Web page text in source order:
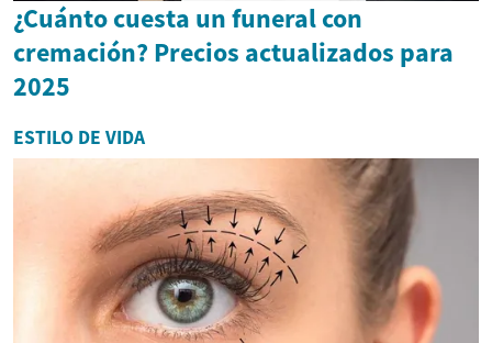
¿Cuánto cuesta un funeral con
cremación? Precios actualizados para
2025
ESTILO DE VIDA